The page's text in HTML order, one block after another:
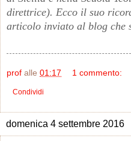
direttrice). Ecco il suo
articolo inviato al blog che
prof alle 01:17 1 commento:
Condividi
domenica 4 settembre 2016